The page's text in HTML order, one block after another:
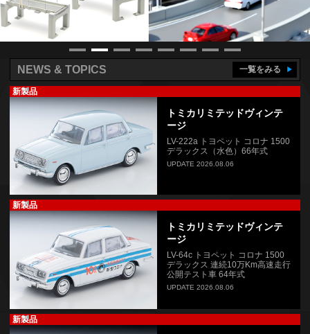
NEWS & TOPICS 一覧をみる
新製品
トミカリミテッドヴィンテ
ージ
LV-222a トヨペット コロナ 1500
デラックス（水色）66年式
UPDATE 2026.08.06
新製品
トミカリミテッドヴィンテ
ージ
LV-64c トヨペット コロナ 1500
デラックス 連続10万Km高速走行
公開テスト車 64年式
UPDATE 2026.08.06
新製品